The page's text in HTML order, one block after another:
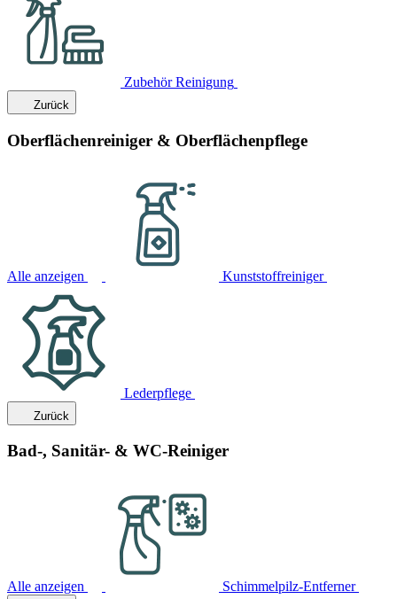
Zubehör Reinigung
Zurück
Oberflächenreiniger & Oberflächenpflege
Alle anzeigen Kunststoffreiniger
Lederpflege
Zurück
Bad-, Sanitär- & WC-Reiniger
Alle anzeigen Schimmelpilz-Entferner